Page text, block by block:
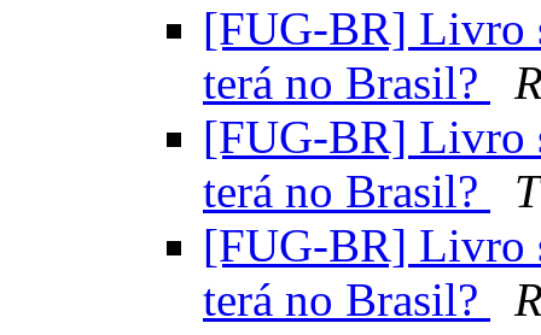
[FUG-BR] Livro
terá no Brasil?
[FUG-BR] Livro
terá no Brasil?
[FUG-BR] Livro
terá no Brasil?